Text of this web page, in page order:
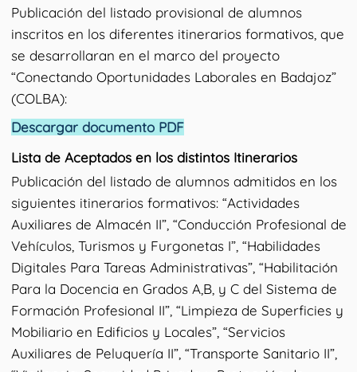
Publicación del listado provisional de alumnos
inscritos en los diferentes itinerarios formativos, que
se desarrollaran en el marco del proyecto
“Conectando Oportunidades Laborales en Badajoz”
(COLBA):
Descargar documento PDF
Lista de Aceptados en los distintos Itinerarios
Publicación del listado de alumnos admitidos en los
siguientes itinerarios formativos: “Actividades
Auxiliares de Almacén II”, “Conducción Profesional de
Vehículos, Turismos y Furgonetas I”, “Habilidades
Digitales Para Tareas Administrativas”, “Habilitación
Para la Docencia en Grados A,B, y C del Sistema de
Formación Profesional II”, “Limpieza de Superficies y
Mobiliario en Edificios y Locales”, “Servicios
Auxiliares de Peluquería II”, “Transporte Sanitario II”,